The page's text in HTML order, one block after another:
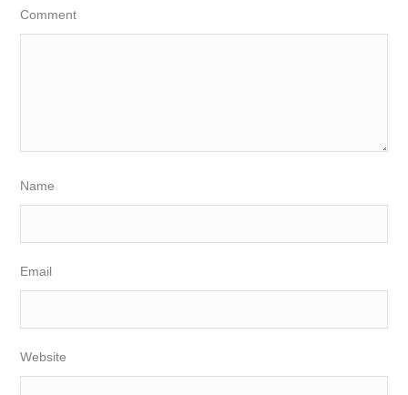
Comment
Name
Email
Website